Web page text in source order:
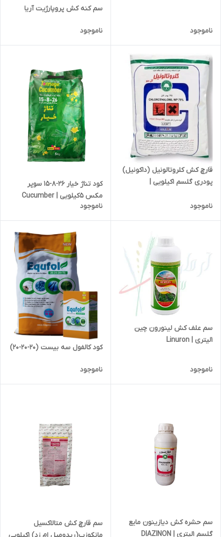
ناموجود
سم کنه کش پروپارژیت آریا
ناموجود
قارچ کش کلروتالونیل (داکونیل)
پودری گلسم 1کیلویی |
ناموجود
کود تناژ خیار 26-8-15 سوپر
مکس 5کیلویی | Cucumber
tonnage
ناموجود
سم علف کش لینورون چین
1لیتری | Linuron
ناموجود
کود کالفول سه بیست (20-20-20)
ناموجود
سم حشره کش دیازینون مایع
گلسم 1لیتری | DIAZINON
سم قارچ کش متالاکسیل